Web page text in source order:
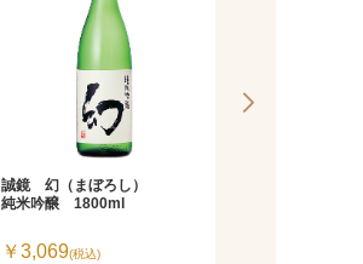
誠鏡 幻（まぼろし）
純米吟醸 1800ml
￥3,069(税込)